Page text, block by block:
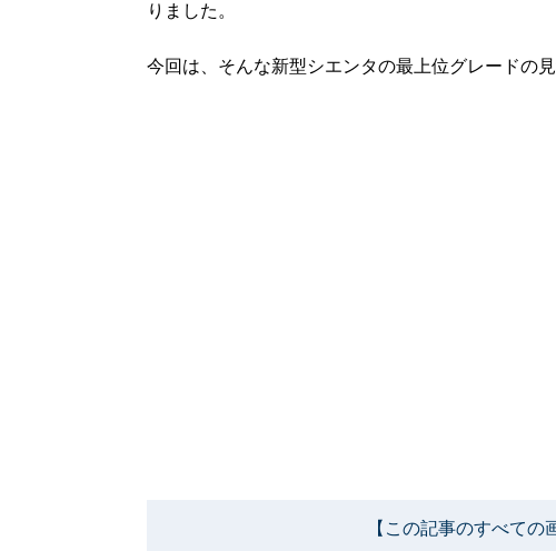
りました。
今回は、そんな新型シエンタの最上位グレードの
【この記事のすべての